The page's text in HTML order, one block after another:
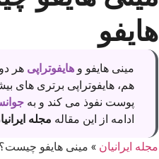
هایفو
مینی هایفو و هایفوتراپی هر
هم، هایفوتراپی برتری های
پوست نفوذ می کند و به
ادامه از این مقاله مجله
مجله ایرانیان » مینی هایفو چیست؟